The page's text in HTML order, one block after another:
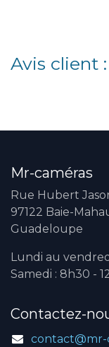
Avis client :
Mr-caméras
Rue Hubert
97122 Baie-
Guadeloupe
Lundi au
Samedi : 8h30 -
Contactez-
contact@mr-